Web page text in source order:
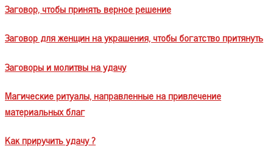
Заговор, чтобы принять верное решение
Заговор для женщин на украшения, чтобы богатство притянуть
Заговоры и молитвы на удачу
Магические ритуалы, направленные на привлечение
материальных благ
Как приручить удачу ?